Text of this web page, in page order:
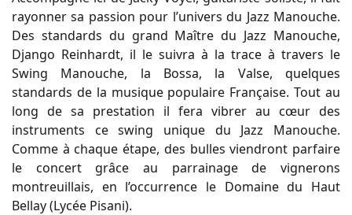
rayonner sa passion pour l’univers du Jazz Manouche.
Des standards du grand Maître du Jazz Manouche,
Django Reinhardt, il le suivra à la trace à travers le
Swing Manouche, la Bossa, la Valse, quelques
standards de la musique populaire Française. Tout au
long de sa prestation il fera vibrer au cœur des
instruments ce swing unique du Jazz Manouche.
Comme à chaque étape, des bulles viendront parfaire
le concert grâce au parrainage de vignerons
montreuillais, en l’occurrence le Domaine du Haut
Bellay (Lycée Pisani).